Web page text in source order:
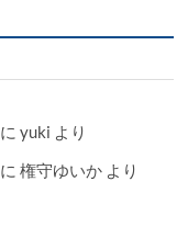
にyuki より
に権守ゆいか より